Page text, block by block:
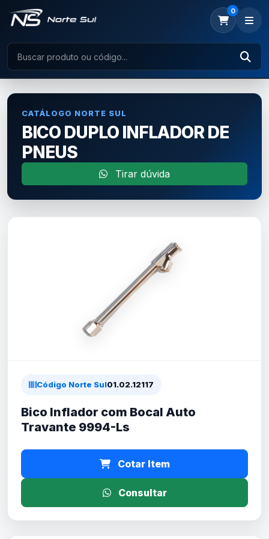
0
CATÁLOGO NORTE SUL
BICO DUPLO INFLADOR DE
PNEUS
Tirar dúvida
Código Norte Sul01.02.12117
Bico Inflador com Bocal Auto
Travante 9994-Ls
Cotar Item
Consultar